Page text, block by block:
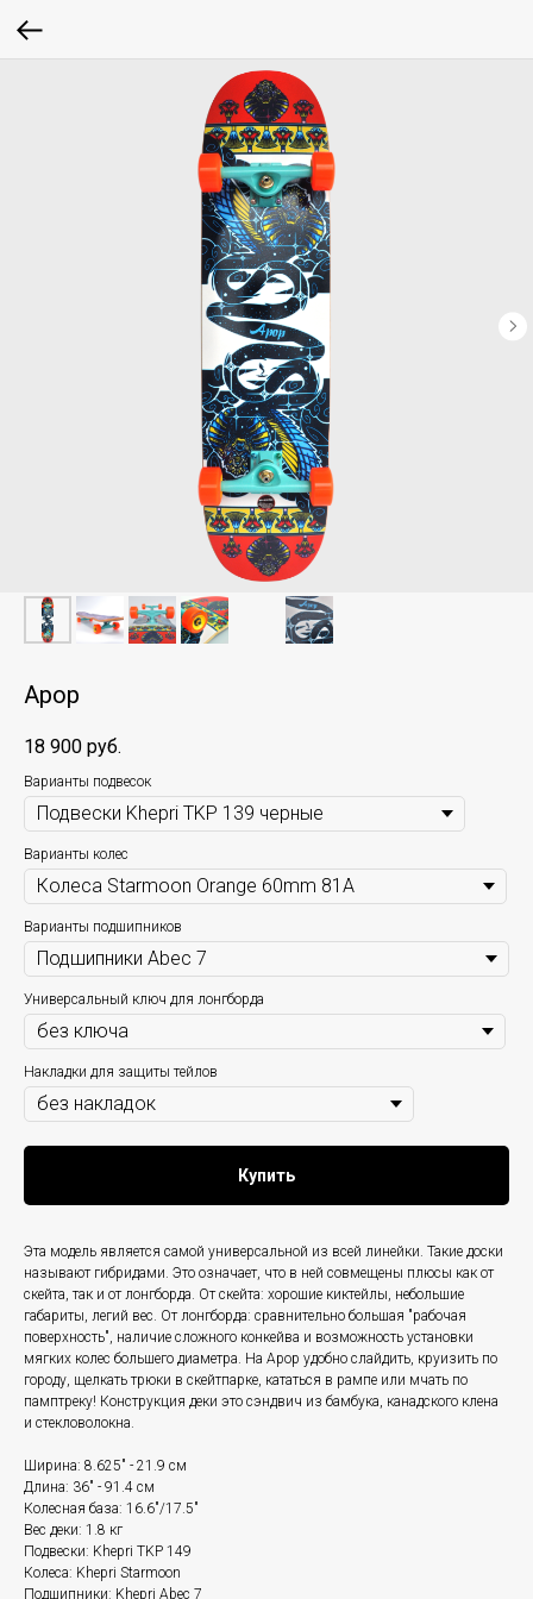
Apop
18 900 руб.
Варианты подвесок
Варианты колес
Варианты подшипников
Универсальный ключ для лонгборда
Накладки для защиты тейлов
Купить
Эта модель является самой универсальной из всей линейки. Такие доски
называют гибридами. Это означает, что в ней совмещены плюсы как от
скейта, так и от лонгборда. От скейта: хорошие киктейлы, небольшие
габариты, легий вес. От лонгборда: сравнительно большая "рабочая
поверхность", наличие сложного конкейва и возможность установки
мягких колес большего диаметра. На Apop удобно слайдить, круизить по
городу, щелкать трюки в скейтпарке, кататься в рампе или мчать по
памптреку! Конструкция деки это сэндвич из бамбука, канадского клена
и стекловолокна.
Ширина: 8.625" - 21.9 см
Длина: 36" - 91.4 см
Колесная база: 16.6"/17.5"
Вес деки: 1.8 кг
Подвески: Khepri TKP 149
Колеса: Khepri Starmoon
Подшипники: Khepri Abec 7